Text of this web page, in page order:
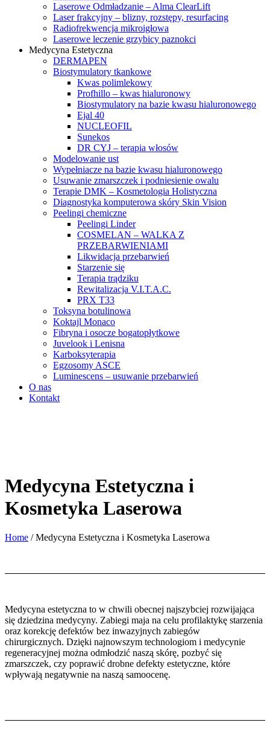
Laserowe Odmładzanie – Alma ClearLift
Laser frakcyjny – blizny, rozstępy, resurfacing
Radiofrekwencja mikroigłowa
Laserowe leczenie grzybicy paznokci
Medycyna Estetyczna
DERMAPEN
Biostymulatory tkankowe
Kwas polimlekowy
Profhillo – kwas hialuronowy
Biostymulatory na bazie kwasu hialuronowego
Ejal 40
NUCLEOFIL
Sunekos
DR CYJ – terapia włosów
Modelowanie ust
Wypełniacze na bazie kwasu hialuronowego
Usuwanie zmarszczek i podniesienie owalu
Terapie DMK – Kosmetologia Holistyczna
Diagnostyka komputerowa skóry Skin Vision
Peelingi chemiczne
Peelingi Linder
COSMELAN – WALKA Z
PRZEBARWIENIAMI
Likwidacja przebarwień
Starzenie się
Terapia trądziku
Rewitalizacja V.I.T.A.C.
PRX T33
Toksyna botulinowa
Koktajl Monaco
Fibryna i osocze bogatopłytkowe
Juvelook i Lenisna
Karboksyterapia
Egzosomy ASCE
Luminescens – usuwanie przebarwień
O nas
Kontakt
Medycyna Estetyczna i
Kosmetyka Laserowa
Home /Medycyna Estetyczna i Kosmetyka Laserowa
Medycyna estetyczna to w chwili obecnej najszybciej rozwijająca
się dziedzina medycyny. Zabiegi maja na celu profilaktykę starzenia
oraz korekcję defektów bez inwazyjnych zabiegów
chirurgicznych. Dzięki najnowszym technologiom i medycynie
regeneracyjnej można odmłodzić naszą skórę, pozbyć się
zmarszczek, czy poprawić drobne defekty estetyczne, które
wpływają negatywnie na naszą samoocenę.